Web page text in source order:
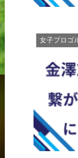
女子プロゴ